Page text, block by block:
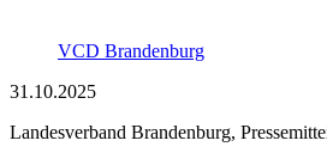
VCD Brandenburg
31.10.2025
Landesverband Brandenburg,